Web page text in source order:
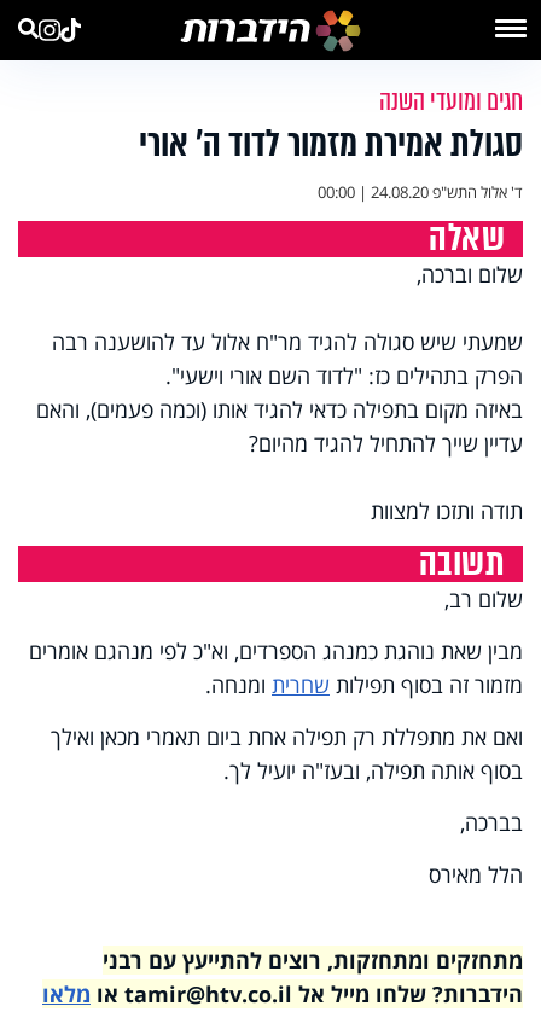
חגים ומועדי השנה
סגולת אמירת מזמור לדוד ה’ אורי
ד' אלול התש"פ24.08.20 | 00:00
שאלה
שלום וברכה,
שמעתי שיש סגולה להגיד מר"ח אלול עד להושענה רבה
הפרק בתהילים כז: "לדוד השם אורי וישעי".
באיזה מקום בתפילה כדאי להגיד אותו (וכמה פעמים), והאם
עדיין שייך להתחיל להגיד מהיום?
תודה ותזכו למצוות
תשובה
שלום רב,
מבין שאת נוהגת כמנהג הספרדים, וא"כ לפי מנהגם אומרים
מזמור זה בסוף תפילות שחרית ומנחה.
ואם את מתפללת רק תפילה אחת ביום תאמרי מכאן ואילך
בסוף אותה תפילה, ובעז"ה יועיל לך.
בברכה,
הלל מאירס
מתחזקים ומתחזקות, רוצים להתייעץ עם רבני
הידברות? שלחו מייל אל tamir@htv.co.il או
מלאו